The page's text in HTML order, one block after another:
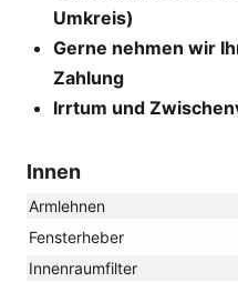
Umkreis)
Gerne nehmen wir
Zahlung
Irrtum und
Innen
Armlehnen
Fensterheber
Innenraumfilter